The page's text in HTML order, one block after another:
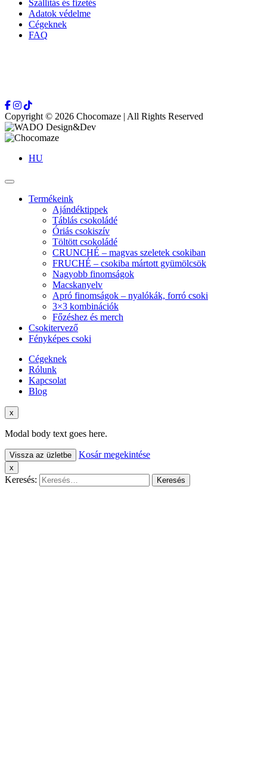
Szállítás és fizetés
Adatok védelme
Cégeknek
FAQ
Copyright © 2026 Chocomaze | All Rights Reserved
HU
Termékeink
Ajándéktippek
Táblás csokoládé
Óriás csokiszív
Töltött csokoládé
CRUNCHÉ – magvas szeletek csokiban
FRUCHÉ – csokiba mártott gyümölcsök
Nagyobb finomságok
Macskanyelv
Apró finomságok – nyalókák, forró csoki
3×3 kombinációk
Főzéshez és merch
Csokitervező
Fényképes csoki
Cégeknek
Rólunk
Kapcsolat
Blog
x
Modal body text goes here.
Vissza az üzletbe Kosár megekintése
x
Keresés: